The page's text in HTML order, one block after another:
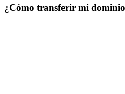
¿Cómo transferir mi